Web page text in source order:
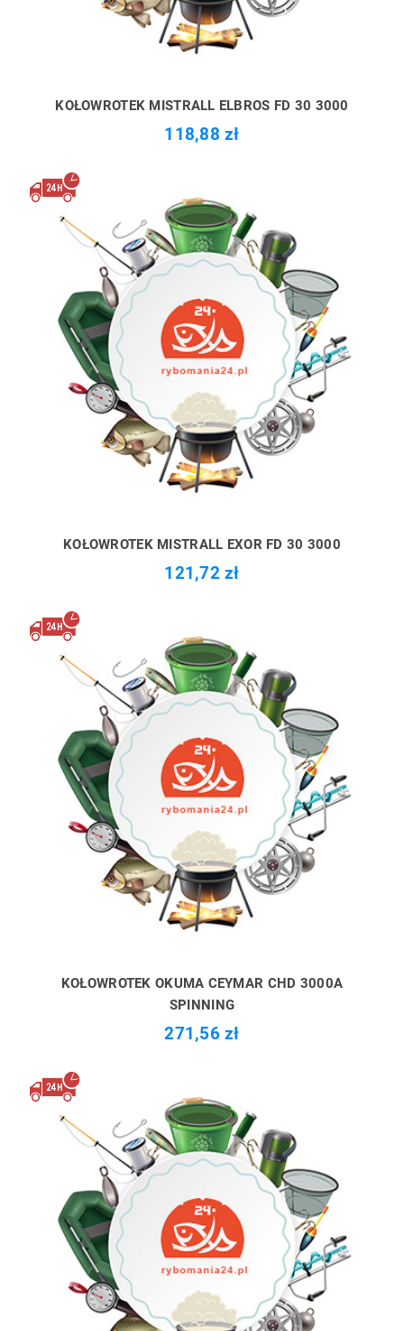
KOŁOWROTEK MISTRALL ELBROS FD 30 3000
118,88 zł
KOŁOWROTEK MISTRALL EXOR FD 30 3000
121,72 zł
KOŁOWROTEK OKUMA CEYMAR CHD 3000A
SPINNING
271,56 zł